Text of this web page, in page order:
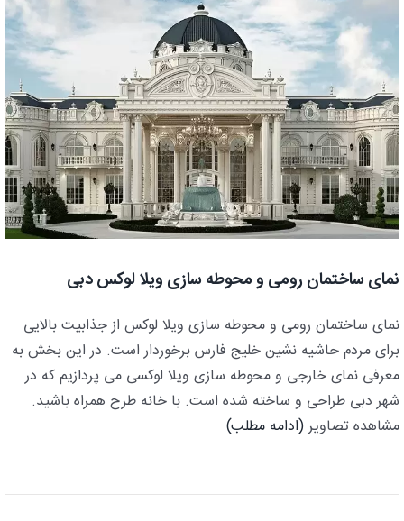
نمای ساختمان رومی و محوطه سازی ویلا لوکس دبی
نمای ساختمان رومی و محوطه سازی ویلا لوکس از جذابیت بالایی
برای مردم حاشیه نشین خلیج فارس برخوردار است. در این بخش به
معرفی نمای خارجی و محوطه سازی ویلا لوکسی می پردازیم که در
شهر دبی طراحی و ساخته شده است. با خانه طرح همراه باشید.
مشاهده تصاویر(ادامه مطلب)